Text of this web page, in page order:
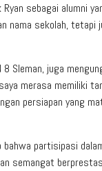
sebagai alumni
nama sekolah,
8 Sleman, juga
merasa memiliki
persiapan yang
bahwa partisipasi
semangat